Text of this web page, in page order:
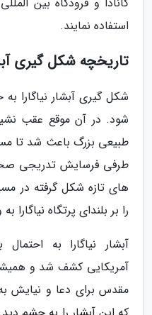
استفاده نمایند.
تاریخچه شکل گیری
شود. در آن موقع عقب
طبیعی بزرگ باعث شد تا
طرفی فرسایش تدریجی
های تازه شکل گرفته در
را بر بلندای پرتگاه نیاگارا
آبشار نیاگارا به
آمریکایی کشف شد و
مقدس برای دعا و نیایش